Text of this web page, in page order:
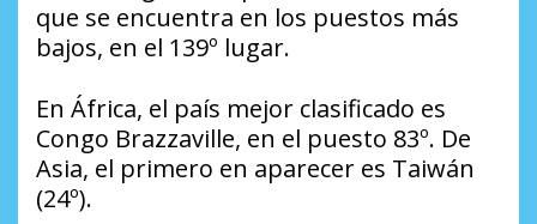
que se encuentra en los puestos más
bajos, en el 139º lugar.
En África, el país mejor clasificado es
Congo Brazzaville, en el puesto 83º. De
Asia, el primero en aparecer es Taiwán
(24º).